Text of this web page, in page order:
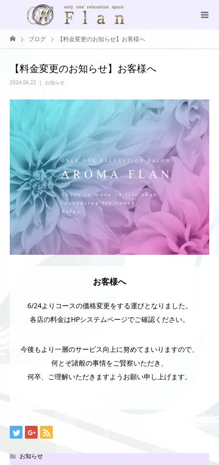
ブログ 【料金変更のお知らせ】お客様へ
【料金変更のお知らせ】お客様へ
2024.06.22 お知らせ
お客様へ
6/24よりコースの価格変更をする運びとなりました。
各店の料金はHPシステムページでご確認ください。
今後もより一層のサービス向上に努めてまいりますので、
何とぞ諸般の事情をご賢察いただき、
何卒、ご理解いただきますようお願い申し上げます。
お知らせ